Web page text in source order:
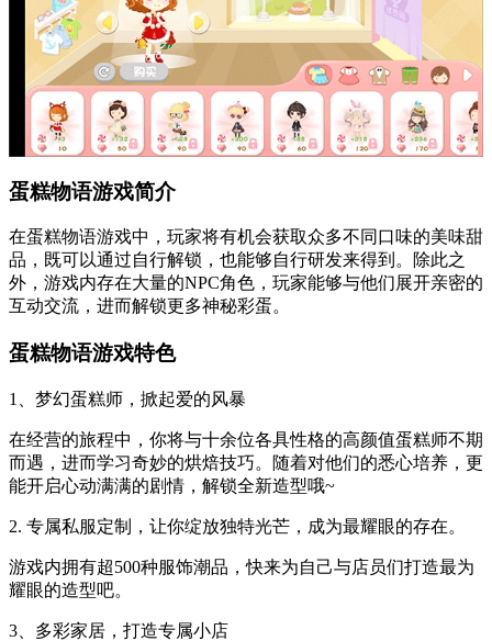
蛋糕物语游戏简介
在蛋糕物语游戏中，玩家将有机会获取众多不同口味的美味甜
品，既可以通过自行解锁，也能够自行研发来得到。除此之
外，游戏内存在大量的NPC角色，玩家能够与他们展开亲密的
互动交流，进而解锁更多神秘彩蛋。
蛋糕物语游戏特色
1、梦幻蛋糕师，掀起爱的风暴
在经营的旅程中，你将与十余位各具性格的高颜值蛋糕师不期
而遇，进而学习奇妙的烘焙技巧。随着对他们的悉心培养，更
能开启心动满满的剧情，解锁全新造型哦~
2. 专属私服定制，让你绽放独特光芒，成为最耀眼的存在。
游戏内拥有超500种服饰潮品，快来为自己与店员们打造最为
耀眼的造型吧。
3、多彩家居，打造专属小店